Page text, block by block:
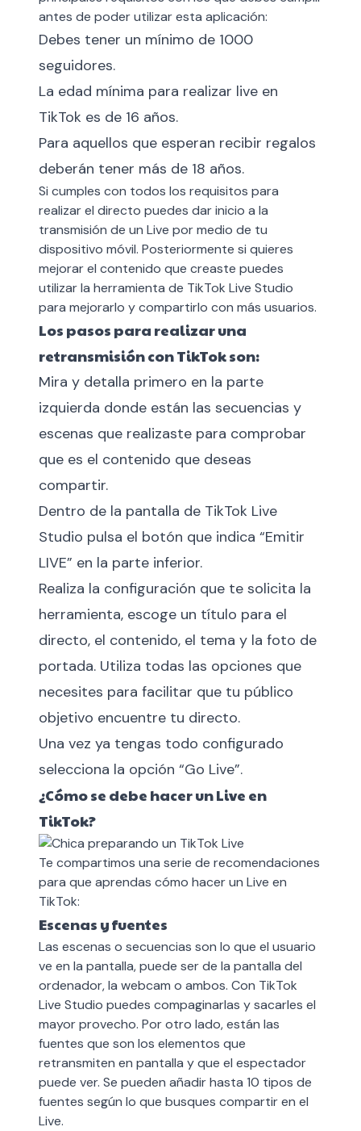
antes de poder utilizar esta aplicación:
Debes tener un mínimo de 1000
seguidores.
La edad mínima para realizar live en
TikTok es de 16 años.
Para aquellos que esperan recibir regalos
deberán tener más de 18 años.
Si cumples con todos los requisitos para
realizar el directo puedes dar inicio a la
transmisión de un Live por medio de tu
dispositivo móvil. Posteriormente si quieres
mejorar el contenido que creaste puedes
utilizar la herramienta de TikTok Live Studio
para mejorarlo y compartirlo con más usuarios.
Los pasos para realizar una
retransmisión con TikTok son:
Mira y detalla primero en la parte
izquierda donde están las secuencias y
escenas que realizaste para comprobar
que es el contenido que deseas
compartir.
Dentro de la pantalla de TikTok Live
Studio pulsa el botón que indica “Emitir
LIVE” en la parte inferior.
Realiza la configuración que te solicita la
herramienta, escoge un título para el
directo, el contenido, el tema y la foto de
portada. Utiliza todas las opciones que
necesites para facilitar que tu público
objetivo encuentre tu directo.
Una vez ya tengas todo configurado
selecciona la opción “Go Live”.
¿Cómo se debe hacer un Live en
TikTok?
Te compartimos una serie de recomendaciones
para que aprendas cómo hacer un Live en
TikTok:
Escenas y fuentes
Las escenas o secuencias son lo que el usuario
ve en la pantalla, puede ser de la pantalla del
ordenador, la webcam o ambos. Con TikTok
Live Studio puedes compaginarlas y sacarles el
mayor provecho. Por otro lado, están las
fuentes que son los elementos que
retransmiten en pantalla y que el espectador
puede ver. Se pueden añadir hasta 10 tipos de
fuentes según lo que busques compartir en el
Live.